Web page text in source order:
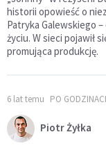
historii opowieść o
Patryka Galewskiego
życiu. W sieci pojawił
promująca produkcję.
6 lat temu PO
Piotr Żyłka